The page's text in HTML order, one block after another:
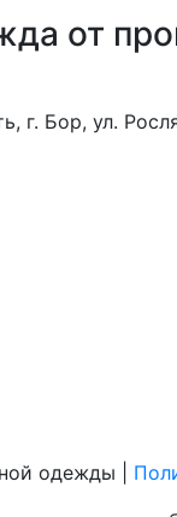
от
г. Бор, ул.
одежды |